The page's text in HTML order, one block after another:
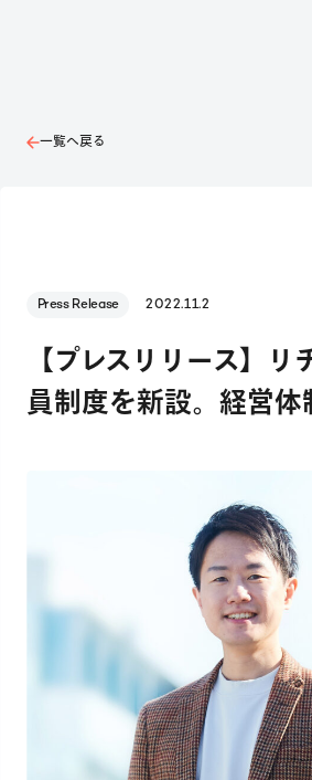
一覧へ戻る
Press Release 2022.11.2
【プレスリリース】
員制度を新設。経営体